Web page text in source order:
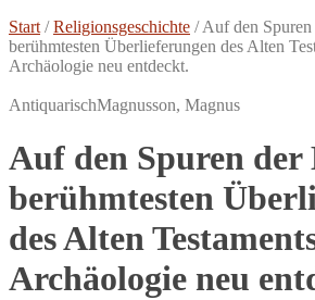
Start /Religionsgeschichte /Auf den
berühmtesten Überlieferungen des Alten
Archäologie neu entdeckt.
AntiquarischMagnusson, Magnus
Auf den Spuren der
berühmtesten
des Alten
Archäologie neu